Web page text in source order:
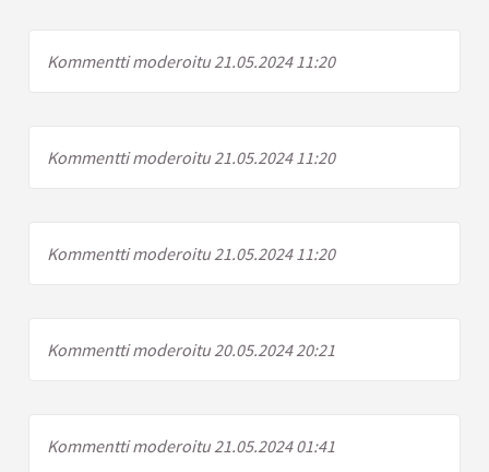
Kommentti moderoitu 21.05.2024 11:20
Kommentti moderoitu 21.05.2024 11:20
Kommentti moderoitu 21.05.2024 11:20
Kommentti moderoitu 20.05.2024 20:21
Kommentti moderoitu 21.05.2024 01:41